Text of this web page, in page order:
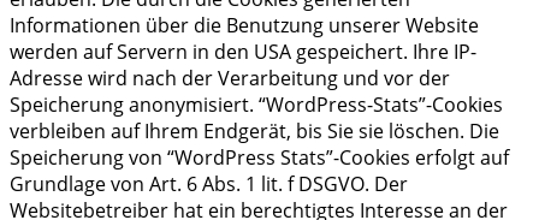
Informationen über die Benutzung unserer Website
werden auf Servern in den USA gespeichert. Ihre IP-
Adresse wird nach der Verarbeitung und vor der
Speicherung anonymisiert. “WordPress-Stats”-Cookies
verbleiben auf Ihrem Endgerät, bis Sie sie löschen. Die
Speicherung von “WordPress Stats”-Cookies erfolgt auf
Grundlage von Art. 6 Abs. 1 lit. f DSGVO. Der
Websitebetreiber hat ein berechtigtes Interesse an der